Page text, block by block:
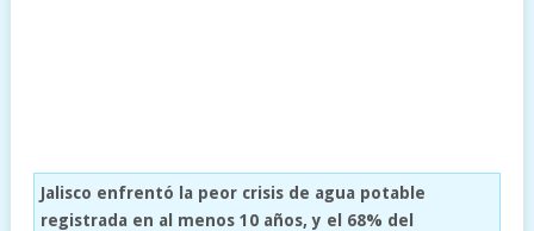
Jalisco enfrentó la peor crisis de agua potable
registrada en al menos 10 años, y el 68% del